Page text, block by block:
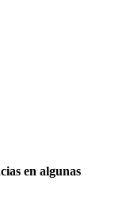
en algunas